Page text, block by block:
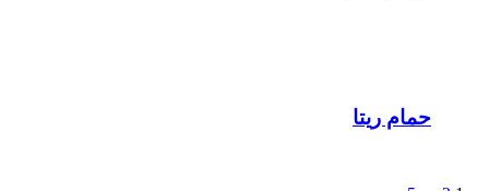
حمام ریتا